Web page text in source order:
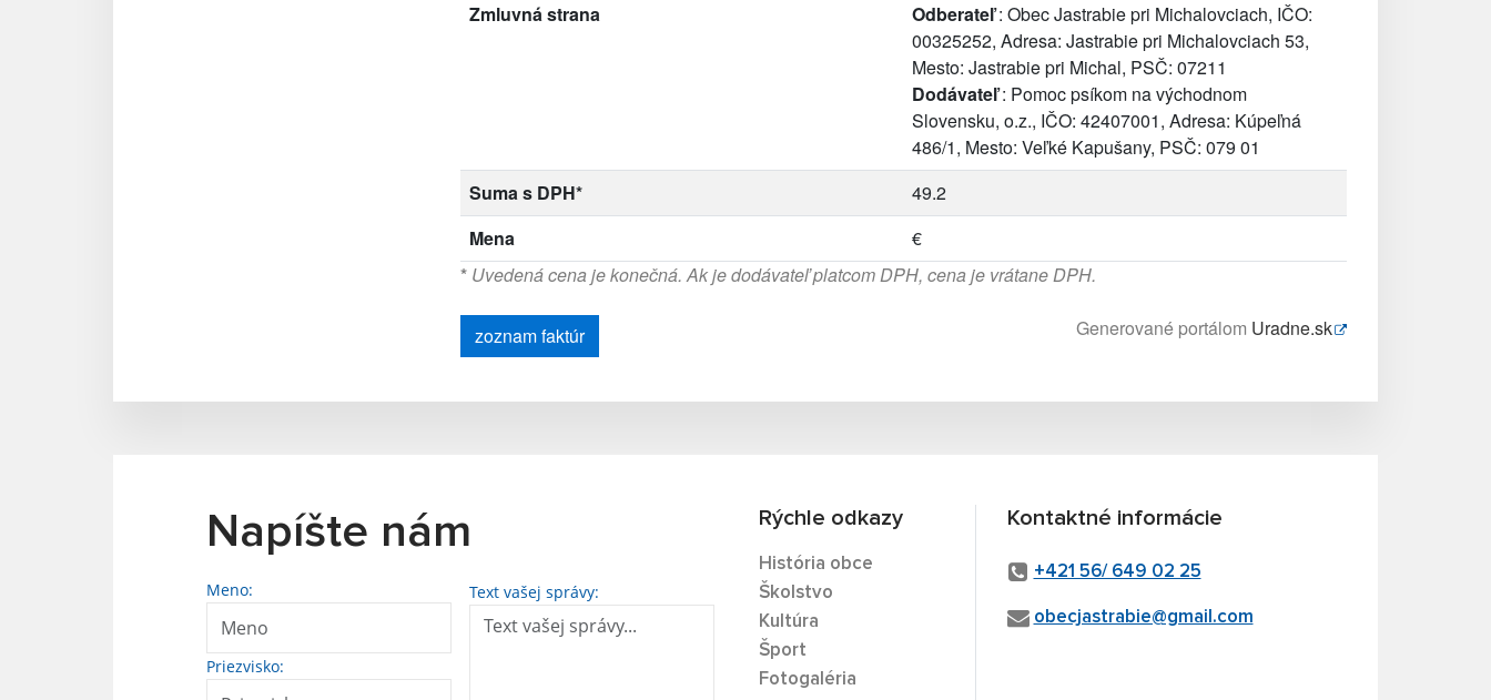
Zmluvná strana
Odberateľ: Obec Jastrabie pri Michalovciach, IČO:
00325252, Adresa: Jastrabie pri Michalovciach 53,
Mesto: Jastrabie pri Michal, PSČ: 07211
Dodávateľ: Pomoc psíkom na východnom
Slovensku, o.z., IČO: 42407001, Adresa: Kúpeľná
486/1, Mesto: Veľké Kapušany, PSČ: 079 01
Suma s DPH*
49.2
Mena
€
* Uvedená cena je konečná. Ak je dodávateľ platcom DPH, cena je vrátane DPH.
zoznam faktúr Generované portálom Uradne.sk
Napíšte nám
Meno:
Priezvisko:
Text vašej správy:
Rýchle odkazy
História obce
Školstvo
Kultúra
Šport
Fotogaléria
Kontaktné informácie
+421 56/ 649 02 25
obecjastrabie@gmail.com